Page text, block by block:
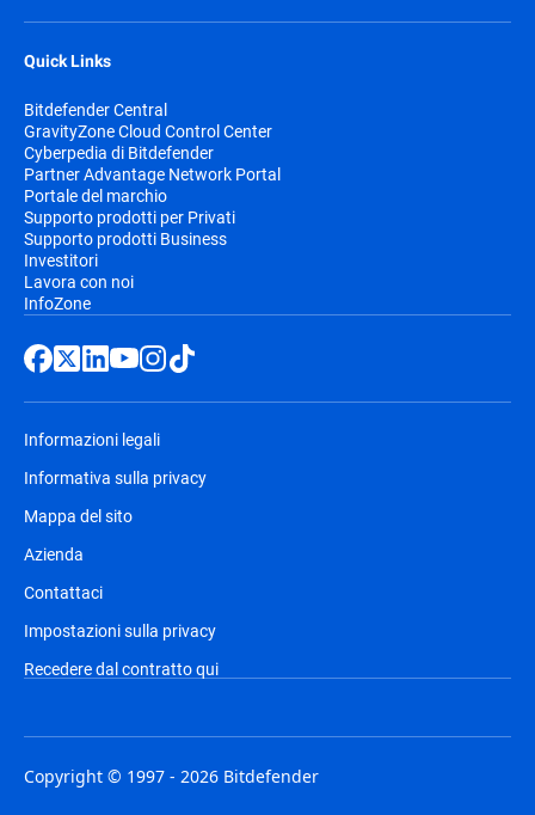
Quick Links
Bitdefender Central
GravityZone Cloud Control Center
Cyberpedia di Bitdefender
Partner Advantage Network Portal
Portale del marchio
Supporto prodotti per Privati
Supporto prodotti Business
Investitori
Lavora con noi
InfoZone
Informazioni legali
Informativa sulla privacy
Mappa del sito
Azienda
Contattaci
Impostazioni sulla privacy
Recedere dal contratto qui
Copyright © 1997 - 2026 Bitdefender